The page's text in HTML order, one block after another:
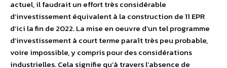
actuel, il faudrait un effort très considérable
d’investissement équivalent à la construction de 11 EPR
d’ici la fin de 2022. La mise en oeuvre d’un tel programme
d’investissement à court terme paraît très peu probable,
voire impossible, y compris pour des considérations
industrielles. Cela signifie qu’à travers l’absence de